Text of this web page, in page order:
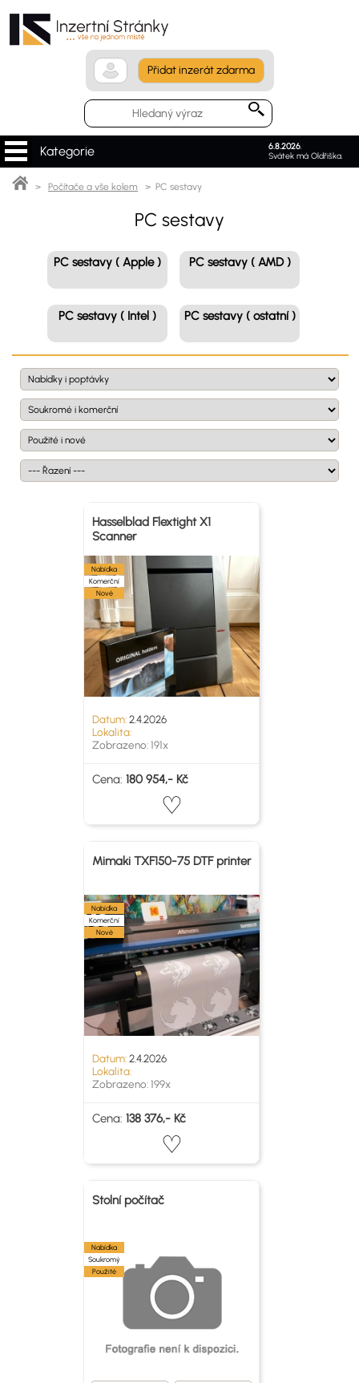
Přidat inzerát zdarma
6.8.2026.
Svátek má Oldřiška.
Kategorie
> Počítače a vše kolem > PC sestavy
PC sestavy
PC sestavy ( Apple ) PC sestavy ( AMD )
PC sestavy ( Intel ) PC sestavy ( ostatní )
Hasselblad Flextight X1
Scanner
Nabídka
Komerční
Nové
Datum:2.4.2026
Lokalita:
Zobrazeno: 191x
Cena: 180 954,- Kč
Mimaki TXF150-75 DTF printer
Nabídka
Komerční
Nové
Datum:2.4.2026
Lokalita:
Zobrazeno: 199x
Cena: 138 376,- Kč
Stolní počítač
Nabídka
Soukromý
Použité